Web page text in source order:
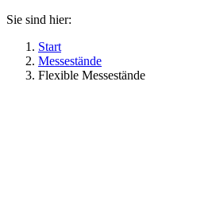
Sie sind hier:
Start
Messestände
Flexible Messestände